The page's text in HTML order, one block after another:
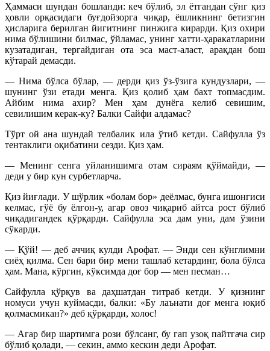
Ҳаммаси шундан бошланди: кеч бўлиб, эл ётгандан сўнг қиз
ҳовли орқасидаги буғдойзорга чиқар, ёшликнинг бетизгин
ҳисларига берилган йигитнинг пинжига кирарди. Қиз охири
нима бўлишини билмас, ўйламас, унинг хатти-ҳаракатларини
кузатадиган, тергайдиган ота эса маст-аласт, арақдан бош
кўтарай демасди.
— Нима бўлса бўлар, — дерди қиз ўз-ўзига кундузлари, —
шунинг ўзи етади менга. Қиз қолиб ҳам бахт топмасдим.
Айбим нима ахир? Мен ҳам дунёга келиб севишим,
севилишим керак-ку? Балки Сайфи алдамас?
Тўрт ой ана шундай телбалик ила ўтиб кетди. Сайфулла ўз
тентаклиги оқибатини сезди. Қиз ҳам.
— Менинг сенга уйланишимга отам сираям қўймайди, —
деди у бир кун сурбетларча.
Қиз йиғлади. У шўрлик «болам бор» деёлмас, бунга ишонгиси
келмас, гўё бу ёлғон-у, агар овоз чиқариб айтса рост бўлиб
чиқадигандек қўрқарди. Сайфулла эса дам уни, дам ўзини
сўкарди.
— Қўй! — деб аччиқ кулди Арофат. — Энди сен кўнглимни
сиёҳ қилма. Сен бари бир мени ташлаб кетардинг, бола бўлса
ҳам. Мана, кўргин, кўксимда доғ бор — мен песман…
Сайфулла қўрқув ва даҳшатдан титраб кетди. У қизнинг
номуси учун куймасди, балки: «Бу лаънати доғ менга юқиб
қолмасмикан?» деб қўрқарди, холос!
— Агар бир шартимга рози бўлсанг, бу гап узоқ пайтгача сир
бўлиб қолади, — секин, аммо кескин деди Арофат.